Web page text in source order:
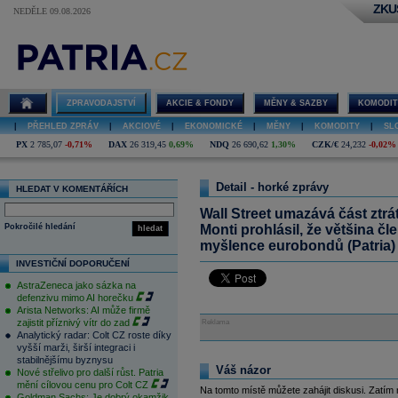
NEDĚLE 09.08.2026
ZPRAVODAJSTVÍ AKCIE & FONDY MĚNY & SAZBY
PŘEHLED ZPRÁV AKCIOVÉ EKONOMICKÉ MĚNY KOMODITY
PX 2 785,07 -0,71% DAX 26 319,45 0,69% NDQ 26 690,62 1,30% CZK/€ 24,232 -0,02%
HLEDAT V KOMENTÁŘÍCH
hledat
Pokročilé hledání
INVESTIČNÍ DOPORUČENÍ
AstraZeneca jako sázka na
defenzivu mimo AI horečku
Arista Networks: AI může firmě
zajistit příznivý vítr do zad
Analytický radar: Colt CZ roste díky
vyšší marži, širší integraci i
stabilnějšímu byznysu
Nové střelivo pro další růst. Patria
mění cílovou cenu pro Colt CZ
Detail - horké zprávy
Wall Street umazává část
Monti prohlásil, že většina
myšlence eurobondů (Patria)
Reklama
Váš názor
Na tomto místě můžete zahájit diskusi.